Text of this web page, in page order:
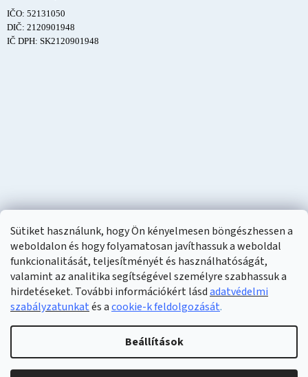
Sütiket használunk, hogy Ön kényelmesen böngészhessen a
weboldalon és hogy folyamatosan javíthassuk a weboldal
funkcionalitását, teljesítményét és használhatóságát,
valamint az analitika segítségével személyre szabhassuk a
hirdetéseket. További információkért lásdadatvédelmi
szabályzatunkatés acookie-k feldolgozását.
Beállítások
IČO: 52131050
DIČ: 2120901948
IČ DPH: SK2120901948
Shoptet készítette